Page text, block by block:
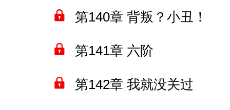
第140章 背叛？小丑！
第141章 六阶
第142章 我就没关过